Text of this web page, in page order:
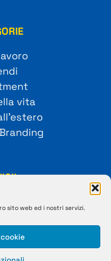
sito web ed i nostri servizi.
vita